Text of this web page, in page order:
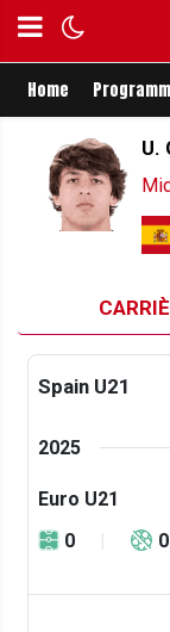
Home
U.
Spain U21
2025
Euro U21
0
0